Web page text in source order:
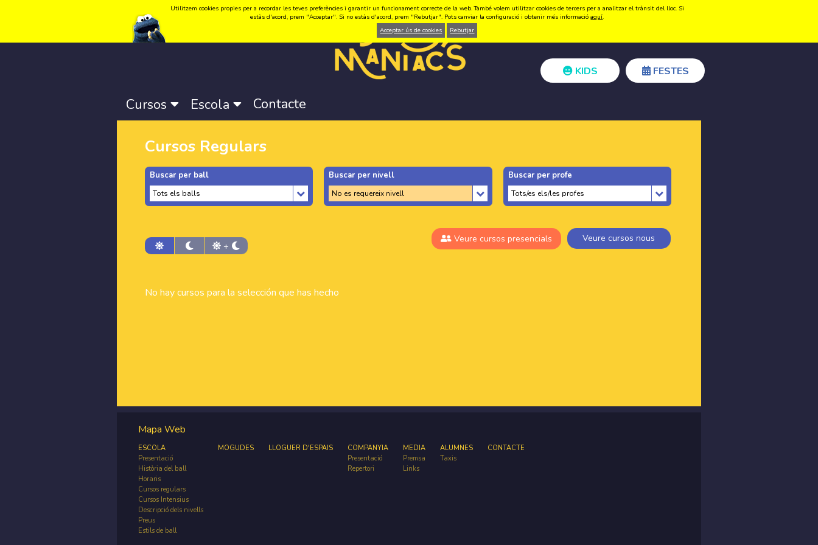
Idioma:Català -Castellano-English Registrar-se Accedir
KIDS FESTES
Cursos Escola Contacte
Cursos Regulars
Buscar per ball Buscar per nivell Buscar per profe
Veure cursos presencials Veure cursos nous
+
No hay cursos para la selección que has hecho
Mapa Web
ESCOLA
Presentació
Història del ball
Horaris
Cursos regulars
Cursos Intensius
Descripció dels nivells
Preus
Estils de ball
MOGUDES LLOGUER D'ESPAIS
COMPANYIA
Presentació
Repertori
MEDIA
Premsa
Links
ALUMNES
Taxis
CONTACTE
Utilitzem cookies propies per a recordar les teves preferències i garantir un funcionament correcte de la web. També volem utilitzar cookies de tercers per a analitzar el trànsit del lloc. Si
estàs d'acord, prem "Acceptar". Si no estàs d'acord, prem "Rebutjar". Pots canviar la configuració i obtenir més informacióaquí.
Acceptar ús de cookies
Rebutjar